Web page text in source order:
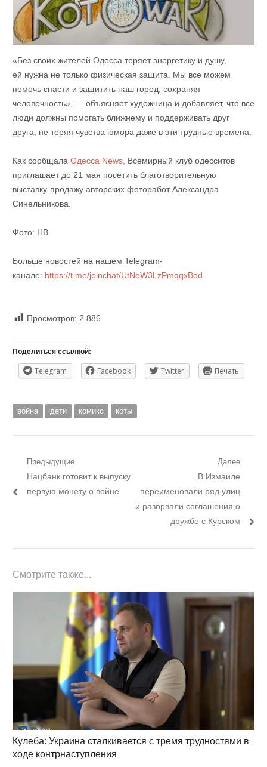
«Без своих жителей Одесса теряет энергетику и душу,
ей нужна не только физическая защита. Мы все можем
помочь спасти и защитить наш город, сохраняя
человечность», — объясняет художница и добавляет, что все
люди должны помогать ближнему и поддерживать друг
друга, не теряя чувства юмора даже в эти трудные времена.
Как сообщала Одесса News, Всемирный клуб одесситов
приглашает до 21 мая посетить благотворительную
выставку-продажу авторских фоторабот Александра
Синельникова.
Фото: НВ
Больше новостей на нашем Telegram-
канале: https://t.me/joinchat/UtNeW3LzPmqqxBod
Просмотров: 2 886
Поделиться ссылкой:
Telegram Facebook Twitter Печать
война дети комикс коты
Навигация
по
Предыдущие
Предыдущий
пост:
Нацбанк готовит к выпуску
первую монету о войне
Далее
Следующий
пост:
В Измаиле
переименовали ряд улиц
и разорвали соглашения о
дружбе с Курском
Смотрите также...
Кулеба: Украина сталкивается с тремя трудностями в
ходе контрнаступления